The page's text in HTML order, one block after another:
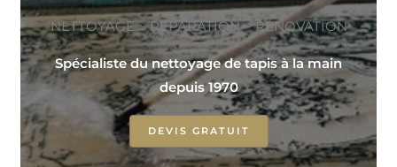
NETTOYAGE ~ RÉPARATION ~ RÉNOVATION
Spécialiste du nettoyage de tapis à la main
depuis 1970
DEVIS GRATUIT